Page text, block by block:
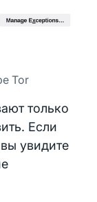
Tor
только
Если
увидите